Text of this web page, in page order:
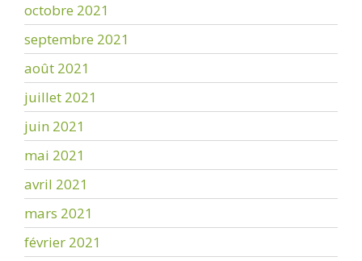
octobre 2021
septembre 2021
août 2021
juillet 2021
juin 2021
mai 2021
avril 2021
mars 2021
février 2021